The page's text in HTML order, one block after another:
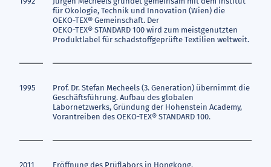
für Ökologie, Technik und Innovation (Wien) die
OEKO-TEX® Gemeinschaft. Der
OEKO-TEX® STANDARD 100 wird zum meistgenutzten
Produktlabel für schadstoffgeprüfte Textilien weltweit.
1995
Prof. Dr. Stefan Mecheels (3. Generation) übernimmt die
Geschäftsführung. Aufbau des globalen
Labornetzwerks, Gründung der Hohenstein Academy,
Vorantreiben des OEKO-TEX® STANDARD 100.
2011 Eröffnung des Prüflabors in Hongkong.